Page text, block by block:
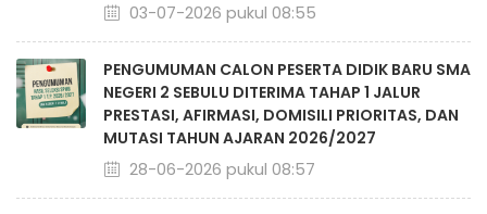
03-07-2026 pukul 08:55
PENGUMUMAN CALON PESERTA DIDIK BARU SMA
NEGERI 2 SEBULU DITERIMA TAHAP 1 JALUR
PRESTASI, AFIRMASI, DOMISILI PRIORITAS, DAN
MUTASI TAHUN AJARAN 2026/2027
28-06-2026 pukul 08:57